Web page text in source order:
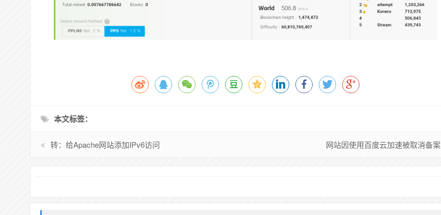
本文标签：
转：给Apache网站添加IPv6访问 网站因使用百度云加速被取消备案